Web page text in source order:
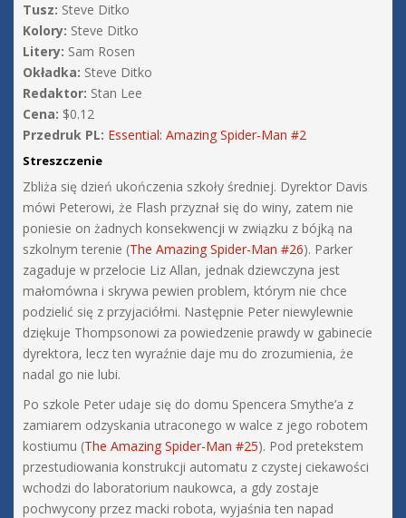
Tusz: Steve Ditko
Kolory: Steve Ditko
Litery: Sam Rosen
Okładka: Steve Ditko
Redaktor: Stan Lee
Cena: $0.12
Przedruk PL: Essential: Amazing Spider-Man #2
Streszczenie
Zbliża się dzień ukończenia szkoły średniej. Dyrektor Davis
mówi Peterowi, że Flash przyznał się do winy, zatem nie
poniesie on żadnych konsekwencji w związku z bójką na
szkolnym terenie (The Amazing Spider-Man #26). Parker
zagaduje w przelocie Liz Allan, jednak dziewczyna jest
małomówna i skrywa pewien problem, którym nie chce
podzielić się z przyjaciółmi. Następnie Peter niewylewnie
dziękuje Thompsonowi za powiedzenie prawdy w gabinecie
dyrektora, lecz ten wyraźnie daje mu do zrozumienia, że
nadal go nie lubi.
Po szkole Peter udaje się do domu Spencera Smythe’a z
zamiarem odzyskania utraconego w walce z jego robotem
kostiumu (The Amazing Spider-Man #25). Pod pretekstem
przestudiowania konstrukcji automatu z czystej ciekawości
wchodzi do laboratorium naukowca, a gdy zostaje
pochwycony przez macki robota, wyjaśnia ten napad